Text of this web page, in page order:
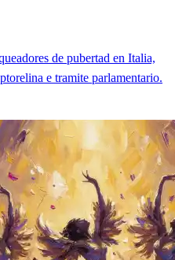
de pubertad en Italia,
e tramite parlamentario.